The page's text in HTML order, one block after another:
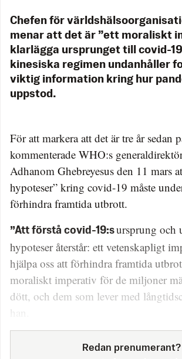
Chefen för
menar att det är ”ett moraliskt
klarlägga ursprunget till covid-
kinesiska regimen undanhåller
viktig information kring hur
uppstod.
För att markera att det är tre år sedan
kommenterade WHO:s
Adhanom Ghebreyesus den 11 mars
hypoteser” kring covid-19 måste
förhindra framtida utbrott.
”Att förstå covid-19:sursprung och
hypoteser återstår: ett vetenskapligt
hjälpa oss att förhindra framtida
moraliskt imperativ för de miljoner
dött, och dem som lever med
han.
Redan prenumerant?